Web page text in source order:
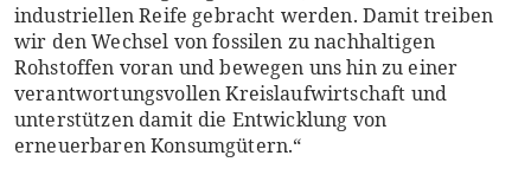
industriellen Reife gebracht werden. Damit treiben
wir den Wechsel von fossilen zu nachhaltigen
Rohstoffen voran und bewegen uns hin zu einer
verantwortungsvollen Kreislaufwirtschaft und
unterstützen damit die Entwicklung von
erneuerbaren Konsumgütern.“